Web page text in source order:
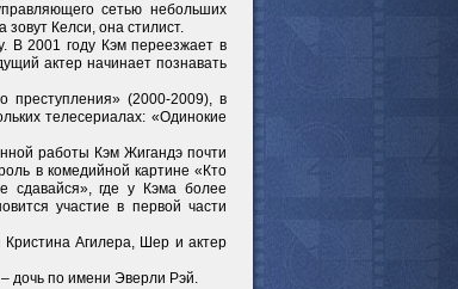
сетью небольших
Келси, она стилист.
В 2001 году Кэм переезжает в
актер начинает познавать
преступления» (2000-2009), в
телесериалах: «Одинокие
работы Кэм Жигандэ почти
в комедийной картине «Кто
сдавайся», где у Кэма более
участие в первой части
Кристина Агилера, Шер и актер
дочь по имени Эверли Рэй.